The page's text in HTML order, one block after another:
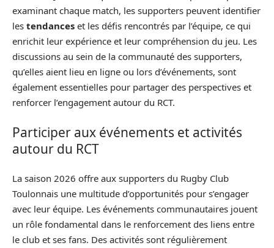
examinant chaque match, les supporters peuvent identifier
les tendances et les défis rencontrés par l’équipe, ce qui
enrichit leur expérience et leur compréhension du jeu. Les
discussions au sein de la communauté des supporters,
qu’elles aient lieu en ligne ou lors d’événements, sont
également essentielles pour partager des perspectives et
renforcer l’engagement autour du RCT.
Participer aux événements et activités
autour du RCT
La saison 2026 offre aux supporters du Rugby Club
Toulonnais une multitude d’opportunités pour s’engager
avec leur équipe. Les événements communautaires jouent
un rôle fondamental dans le renforcement des liens entre
le club et ses fans. Des activités sont régulièrement